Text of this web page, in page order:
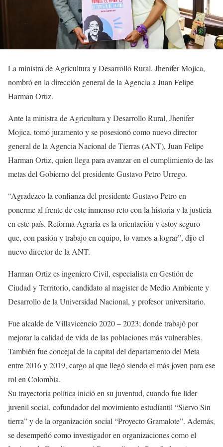
La ministra de Agricultura y Desarrollo Rural, Jhenifer Mojica,
nombró en la dirección general de la Agencia a Juan Felipe
Harman Ortiz.
Ante la ministra de Agricultura y Desarrollo Rural, Jhenifer
Mojica, tomó juramento y se posesionó como nuevo director
general de la Agencia Nacional de Tierras (ANT), Juan Felipe
Harman Ortiz, quien llega para avanzar en el cumplimiento de las
metas del Gobierno del presidente Gustavo Petro Urrego.
“Agradezco la confianza del presidente Gustavo Petro en
ponerme al frente de este inmenso reto con la historia y la justicia
en este país. Reforma Agraria es la orientación y estoy seguro
que, con pasión y trabajo en equipo, lo vamos a lograr”, dijo el
nuevo director de la ANT.
Harman Ortiz es ingeniero Civil, especialista en Gestión de
Ciudad y Territorio, candidato al magister de Medio Ambiente y
Desarrollo de la Universidad Nacional, y profesor universitario.
Fue alcalde de Villavicencio 2020 – 2023; donde trabajó por
mejorar la calidad de vida de las poblaciones más vulnerables.
También fue concejal de la capital del departamento del Meta
entre 2016 y 2019, cargo al que llegó siendo el más joven para ese
rol en Colombia.
Su trayectoria política inició en su juventud, cuando fue líder
juvenil social, cofundador del movimiento estudiantil “Siervo Sin
tierra” y de la organización social “Proyecto Gramalote”. Además,
se desempeñó como investigador en organizaciones como el